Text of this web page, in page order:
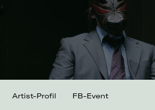
Artist-Profil FB-Event